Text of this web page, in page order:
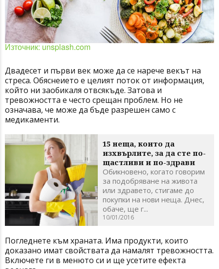
Източник: unsplash.com
Двадесет и първи век може да се нарече векът на
стреса. Обяснеието е целият поток от информация,
който ни заобикаля отвсякъде. Затова и
тревожността е често срещан проблем. Но не
означава, че може да бъде разрешен само с
медикаменти.
15 неща, които да
изхвърлите, за да сте по-
щастливи и по-здрави
Обикновено, когато говорим
за подобряване на живота
или здравето, стигаме до
покупки на нови неща. Днес,
обаче, ще г...
10/01/2016
Погледнете към храната. Има продукти, които
доказано имат свойствата да намалят тревожността.
Включете ги в менюто си и ще усетите ефекта